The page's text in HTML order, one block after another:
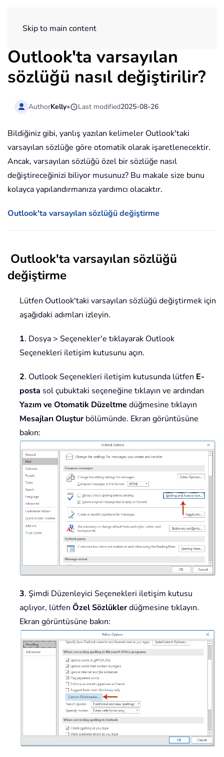
Skip to main content
Outlook'ta varsayılan
sözlüğü nasıl değiştirilir?
AuthorKelly• Last modified2025-08-26
Bildiğiniz gibi, yanlış yazılan kelimeler Outlook'taki
varsayılan sözlüğe göre otomatik olarak işaretlenecektir.
Ancak, varsayılan sözlüğü özel bir sözlüğe nasıl
değiştireceğinizi biliyor musunuz? Bu makale size bunu
kolayca yapılandırmanıza yardımcı olacaktır.
Outlook'ta varsayılan sözlüğü değiştirme
Outlook'ta varsayılan sözlüğü
değiştirme
Lütfen Outlook'taki varsayılan sözlüğü değiştirmek için
aşağıdaki adımları izleyin.
1. Dosya > Seçenekler'e tıklayarak Outlook
Seçenekleri iletişim kutusunu açın.
2. Outlook Seçenekleri iletişim kutusunda lütfen E-
posta sol çubuktaki seçeneğine tıklayın ve ardından
Yazım ve Otomatik Düzeltme düğmesine tıklayın
Mesajları Oluşturbölümünde. Ekran görüntüsüne
bakın:
3. Şimdi Düzenleyici Seçenekleri iletişim kutusu
açılıyor, lütfen Özel Sözlüklerdüğmesine tıklayın.
Ekran görüntüsüne bakın: